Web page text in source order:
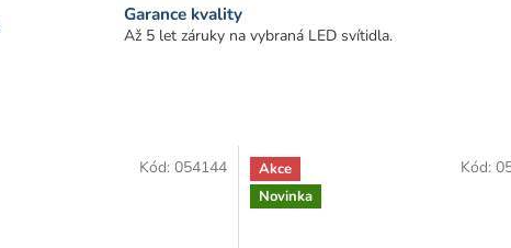
Garance kvality
Až 5 let záruky na vybraná LED svítidla.
Kód: 054144
Akce
Novinka
Kód: